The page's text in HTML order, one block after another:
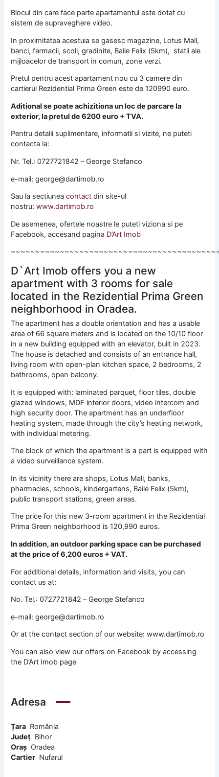
Blocul din care face parte apartamentul este dotat cu
sistem de supraveghere video.
In proximitatea acestuia se gasesc magazine, Lotus Mall,
banci, farmacii, scoli, gradinite, Baile Felix (5km), statii ale
mijloacelor de transport in comun, zone verzi.
Pretul pentru acest apartament nou cu 3 camere din
cartierul Rezidential Prima Green este de 120990 euro.
Aditional se poate achizitiona un loc de parcare la
exterior, la pretul de 6200 euro + TVA.
Pentru detalii suplimentare, informatii si vizite, ne puteti
contacta la:
Nr. Tel.: 0727721842 – George Stefanco
e-mail: george@dartimob.ro
Sau la sectiuneacontact din site-ul
nostru:www.dartimob.ro
De asemenea, ofertele noastre le puteti viziona si pe
Facebook, accesand pagina D’Art Imob
D`Art Imob offers you a new
apartment with 3 rooms for sale
located in the Rezidential Prima Green
neighborhood in Oradea.
The apartment has a double orientation and has a usable
area of ​​66 square meters and is located on the 10/10 floor
in a new building equipped with an elevator, built in 2023.
The house is detached and consists of an entrance hall,
living room with open-plan kitchen space, 2 bedrooms, 2
bathrooms, open balcony.
It is equipped with: laminated parquet, floor tiles, double
glazed windows, MDF interior doors, video intercom and
high security door. The apartment has an underfloor
heating system, made through the city’s heating network,
with individual metering.
The block of which the apartment is a part is equipped with
a video surveillance system.
In its vicinity there are shops, Lotus Mall, banks,
pharmacies, schools, kindergartens, Baile Felix (5km),
public transport stations, green areas.
The price for this new 3-room apartment in the Rezidential
Prima Green neighborhood is 120,990 euros.
In addition, an outdoor parking space can be purchased
at the price of 6,200 euros + VAT.
For additional details, information and visits, you can
contact us at:
No. Tel.: 0727721842 – George Stefanco
e-mail: george@dartimob.ro
Or at the contact section of our website: www.dartimob.ro
You can also view our offers on Facebook by accessing
the D’Art Imob page
Adresa
Țara România
Județ Bihor
Oraș Oradea
Cartier Nufarul